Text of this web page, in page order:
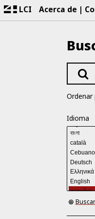
LCI Acerca de
Ordenar
Idioma